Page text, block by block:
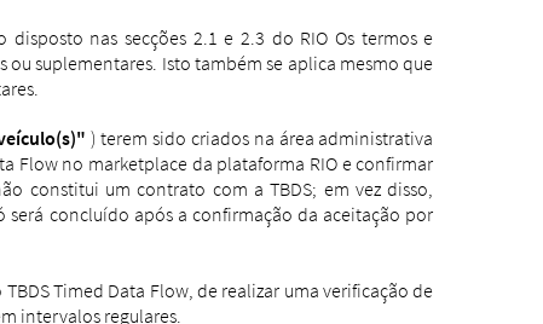
nas secções 2.1 e 2.3 do RIO Os termos e
suplementares. Isto também se aplica mesmo que
) terem sido criados na área administrativa
Flow no marketplace da plataforma RIO e confirmar
constitui um contrato com a TBDS; em vez disso,
concluído após a confirmação da aceitação por
Timed Data Flow, de realizar uma verificação de
intervalos regulares.